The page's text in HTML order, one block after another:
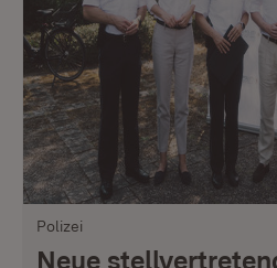
Polizei
Neue